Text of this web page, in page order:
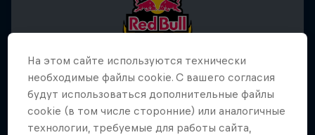
На этом сайте иcпользуются технически
необходимые файлы cookie. С вашего согласия
будут использоваться дополнительные файлы
cookie (в том числе сторонние) или аналогичные
технологии, требуемые для работы сайта,